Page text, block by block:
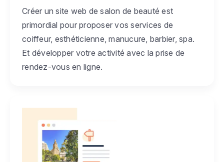
Créer un site web de salon de beauté est
primordial pour proposer vos services de
coiffeur, esthéticienne, manucure, barbier, spa.
Et développer votre activité avec la prise de
rendez-vous en ligne.